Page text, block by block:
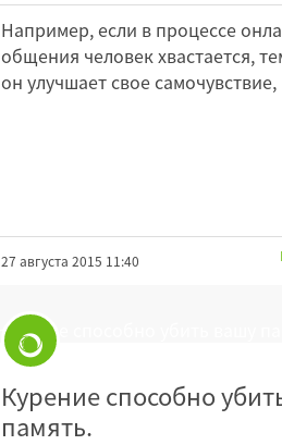
Например, если в процессе
общения человек хвастается,
он улучшает свое самочувствие,
27 августа 2015 11:40
Курение способно
память.